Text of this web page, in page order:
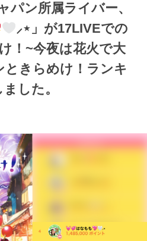
パン所属ライバー、
⸝⋆」が17LIVEでの
！~今夜は花火で大
ときらめけ！ランキ
した。